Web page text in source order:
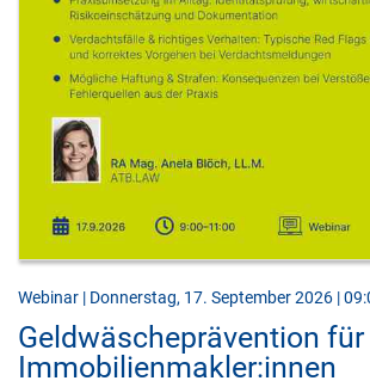
Webinar | Donnerstag, 17. September 2026 |
Geldwäscheprävention für
Immobilienmakler:innen